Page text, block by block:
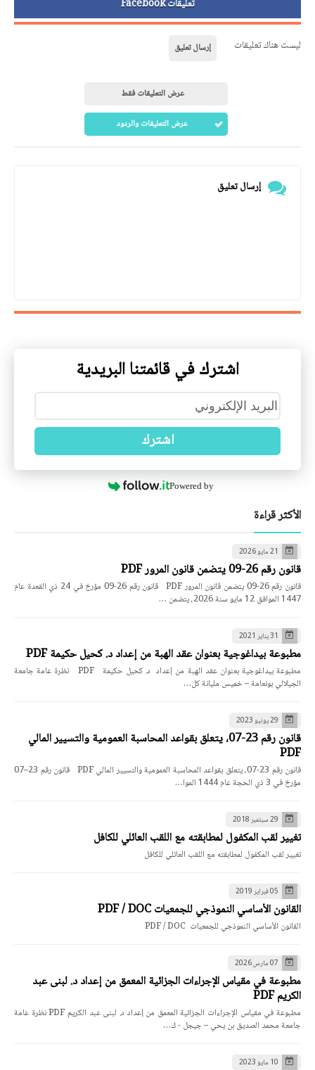
تعليقات Facebook
ليست هناك تعليقات إرسال تعليق
عرض التعليقات فقط
عرض التعليقات والردود
إرسال تعليق
اشترك في قائمتنا البريدية
اشترك
Powered by
الأكثر قراءة
21 مايو 2026
قانون رقم 26-09 يتضمن قانون المرور PDF
قانون رقم 26-09 يتضمن قانون المرور PDF قانون رقم 26-09 مؤرخ في 24 ذي القعدة عام
1447 الموافق 12 مايو سنة 2026، يتضمن …
31 يناير 2021
مطبوعة بيداغوجية بعنوان عقد الهبة من إعداد د. كحيل حكيمة PDF
مطبوعة بيداغوجية بعنوان عقد الهبة من إعداد د. كحيل حكيمة PDF نظرة عامة جامعة
الجيلالي بونعامة – خميس مليانة كل…
29 يونيو 2023
قانون رقم 23-07، يتعلق بقواعد المحاسبة العمومية والتسيير المالي
PDF
قانون رقم 23-07، يتعلق بقواعد المحاسبة العمومية والتسيير المالي PDF قانون رقم 23–07
مؤرخ في 3 ذي الحجة عام 1444 الموا…
29 سبتمبر 2018
تغيير لقب المكفول لمطابقته مع اللقب العائلي للكافل
تغيير لقب المكفول لمطابقته مع اللقب العائلي للكافل
05 فبراير 2019
القانون الأساسي النموذجي للجمعيات PDF / DOC
القانون الأساسي النموذجي للجمعيات PDF / DOC
07 مارس 2026
مطبوعة في مقياس الإجراءات الجزائية المعمق من إعداد د. لبنى عبد
الكريم PDF
مطبوعة في مقياس الإجراءات الجزائية المعمق من إعداد د. لبنى عبد الكريم PDF نظرة عامة
جامعة محمد الصديق بن يحي – جيجل - ك…
10 مايو 2023